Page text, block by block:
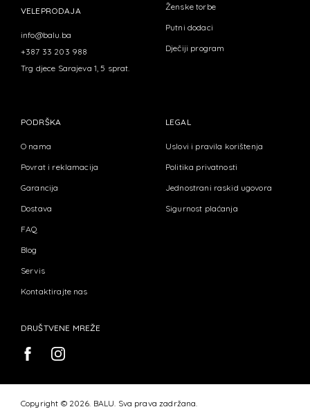
VELEPRODAJA
info@balu.ba
+387 33 203 988
Trg djece Sarajeva 1, 5 sprat.
Ženske torbe
Putni dodaci
Dječiji program
PODRŠKA
O nama
Povrat i reklamacija
Garancija
Dostava
FAQ
Blog
Servis
Kontaktirajte nas
LEGAL
Uslovi i pravila korištenja
Politika privatnosti
Jednostrani raskid ugovora
Sigurnost plaćanja
DRUŠTVENE MREŽE
Copyright © 2026. BALU. Sva prava zadržana.